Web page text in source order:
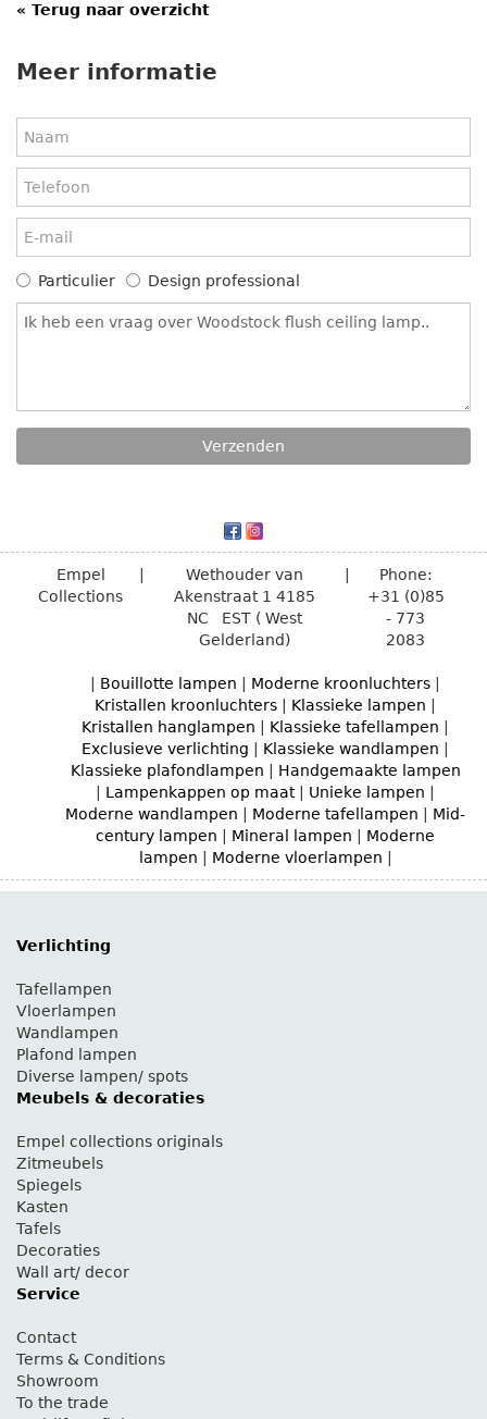
« Terug naar overzicht
Meer informatie
Particulier Design professional
Empel
Collections
Wethouder van
Akenstraat 1 4185
NC EST ( West
Gelderland)
Phone:
+31 (0)85
- 773
2083
Bouillotte lampen Moderne kroonluchters
Kristallen kroonluchters
Klassieke lampen
Kristallen hanglampen
Klassieke tafellampen
Exclusieve verlichting
Klassieke wandlampen
Klassieke plafondlampen
Handgemaakte lampen
Lampenkappen op maat| Unieke lampen
Moderne wandlampen
Moderne tafellampen
Mid-
century lampen
Mineral lampen
Moderne
lampen
Moderne vloerlampen
Verlichting
Tafellampen
Vloerlampen
Wandlampen
Plafond lampen
Diverse lampen/ spots
Meubels & decoraties
Empel collections originals
Zitmeubels
Spiegels
Kasten
Tafels
Decoraties
Wall art/ decor
Service
Contact
Terms & Conditions
Showroom
To the trade